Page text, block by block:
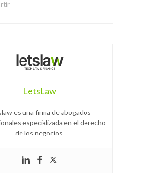
LetsLaw
es una firma de abogados
especializada en el derecho
de los negocios.